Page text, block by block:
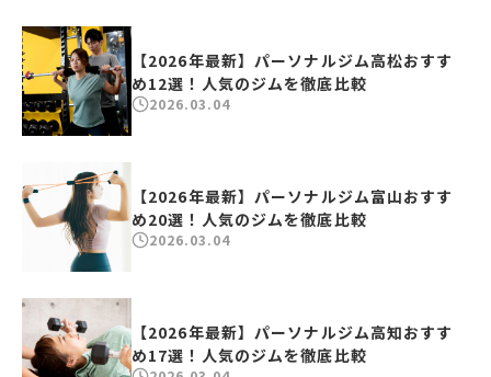
【2026年最新】パーソナルジム高松おすす
め12選！人気のジムを徹底比較
2026.03.04
【2026年最新】パーソナルジム富山おすす
め20選！人気のジムを徹底比較
2026.03.04
【2026年最新】パーソナルジム高知おすす
め17選！人気のジムを徹底比較